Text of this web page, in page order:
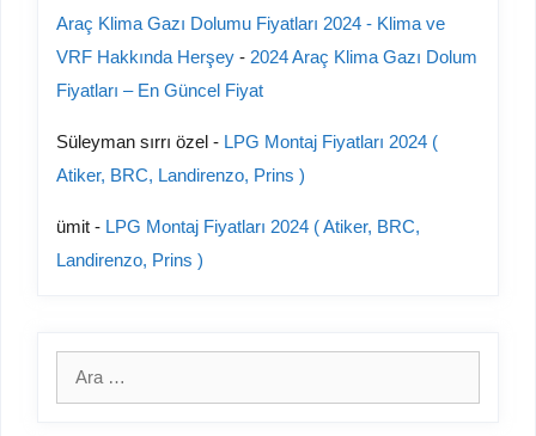
Araç Klima Gazı Dolumu Fiyatları 2024 - Klima ve
VRF Hakkında Herşey - 2024 Araç Klima Gazı Dolum
Fiyatları – En Güncel Fiyat
Süleyman sırrı özel - LPG Montaj Fiyatları 2024 (
Atiker, BRC, Landirenzo, Prins )
ümit - LPG Montaj Fiyatları 2024 ( Atiker, BRC,
Landirenzo, Prins )
için
ara